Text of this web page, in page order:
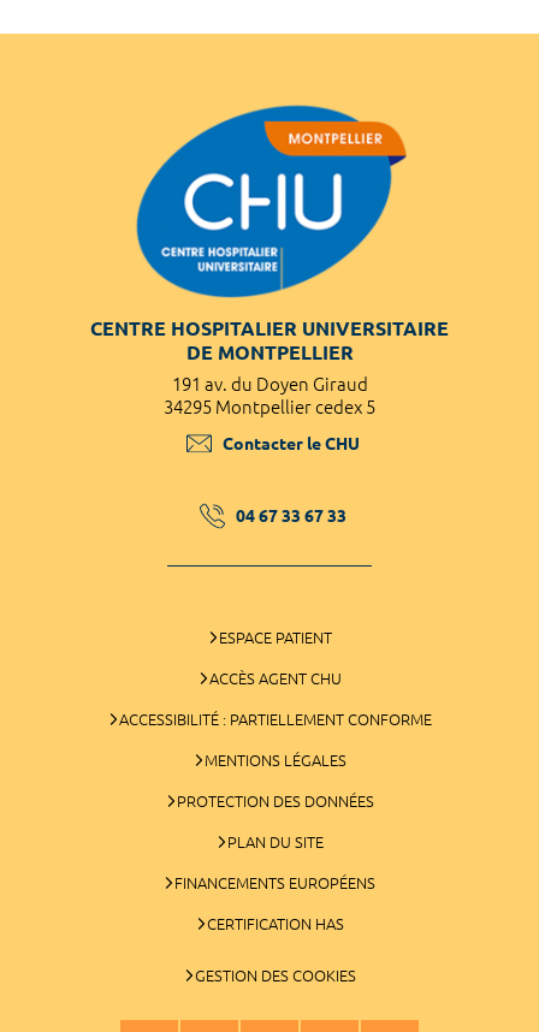
CENTRE HOSPITALIER UNIVERSITAIRE
DE MONTPELLIER
191 av. du Doyen Giraud
34295 Montpellier cedex 5
Contacter le CHU
04 67 33 67 33
ESPACE PATIENT
ACCÈS AGENT CHU
ACCESSIBILITÉ : PARTIELLEMENT CONFORME
MENTIONS LÉGALES
PROTECTION DES DONNÉES
PLAN DU SITE
FINANCEMENTS EUROPÉENS
CERTIFICATION HAS
GESTION DES COOKIES